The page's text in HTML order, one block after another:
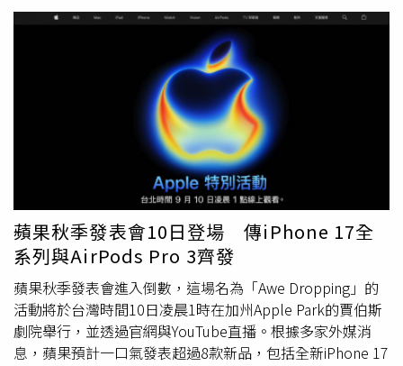
應從聰明選購開始，拒絕來源不明的醫材，才能安心度過新
年佳節。
伸手不見五指，手機也無任何信號，只能關機保存電量，僅
留作緊急照明之用。在韋男被尋獲時，他的手機仍保留約
20％電量。參與救援的其中一個救援隊透露，韋男被發現的
位置距離他進入洞穴的3號洞口約5至6公里，離另一個出口
僅3公里，但因洞內毫無光源且分支複雜，韋男最終迷失方
向。救援人員於21日下午2時許，在漆黑洞道中發現他，當
時韋男看到光線立刻大聲呼救，他雖然能自行行走，但走到
洞外立即昏厥。韋男清醒後也向救援隊說，他為了勉強照
明，甚至將隨身相機的電池拆下，改裝成手電筒電源，只為
尋找可飲用的水源。韋男為保存體力，只能以
智慧手錶 看時
間、保持規律作息，在黑暗中苦撐等待救援。據公開資料顯
示，江洲地下長廊位於鳳山地質公園，全長53公里，為發育
於二疊紀可溶岩的巨型溶洞，被譽為「世界第一長洞」，洞
內地形錯綜複雜、亂石密布，對探洞者極具挑戰性。救援隊
表示，即便是熟練的探洞人士也需結伴而行，單獨進入極易
迷路。當地相關部門表示，該洞穴早已禁止進入，近期卻因
蘋果秋季發表會10日登場 傳iPhone 17全
系列與AirPods Pro 3齊發
蘋果秋季發表會進入倒數，這場名為「Awe Dropping」的
活動將於台灣時間10日凌晨1時在加州Apple Park的賈伯斯
劇院舉行，並透過官網與YouTube直播。根據多家外媒消
息，蘋果預計一口氣發表超過8款新品，包括全新iPhone 17